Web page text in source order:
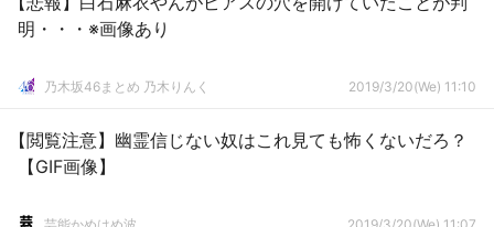
明・・・※画像あり
乃木坂46まとめ 乃木りんく 2019/3/20(We) 11:10
【閲覧注意】幽霊信じない奴はこれ見ても怖くないだろ？
【GIF画像】